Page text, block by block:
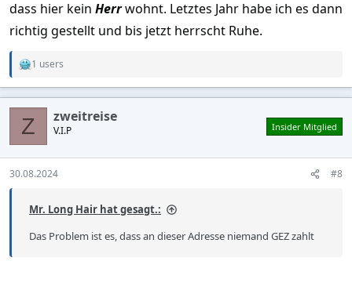
dass hier kein Herrwohnt. Letztes Jahr habe ich es dann
richtig gestellt und bis jetzt herrscht Ruhe.
R
a
c
o
n
s
1 users
Z zweitreise
V.I.P Insider Mitglied
30.08.2024 #8
Mr. Long Hair hat gesagt.:
Das Problem ist es, dass an dieser Adresse niemand GEZ zahlt